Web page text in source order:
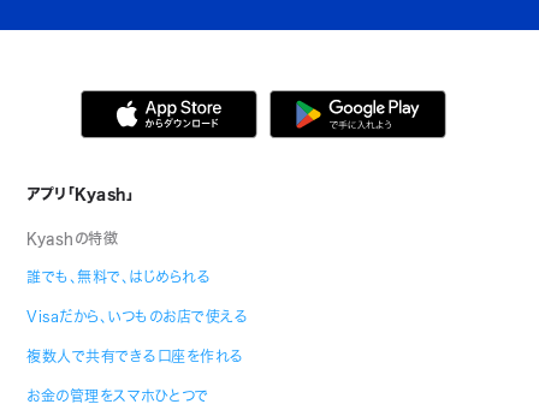
アプリ「Kyash」
Kyashの特徴
誰でも、無料で、はじめられる
Visaだから、いつものお店で使える
複数人で共有できる口座を作れる
お金の管理をスマホひとつで